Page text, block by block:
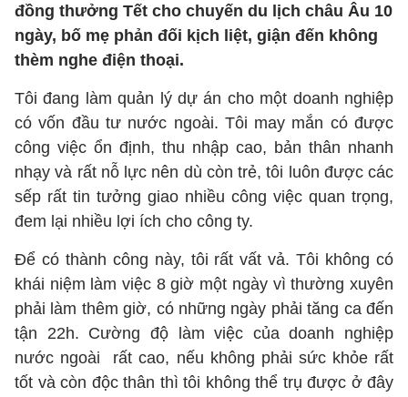
đồng thưởng Tết cho chuyến du lịch châu Âu 10
ngày, bố mẹ phản đối kịch liệt, giận đến không
thèm nghe điện thoại.
Tôi đang làm quản lý dự án cho một doanh nghiệp
có vốn đầu tư nước ngoài. Tôi may mắn có được
công việc ổn định, thu nhập cao, bản thân nhanh
nhạy và rất nỗ lực nên dù còn trẻ, tôi luôn được các
sếp rất tin tưởng giao nhiều công việc quan trọng,
đem lại nhiều lợi ích cho công ty.
Để có thành công này, tôi rất vất vả. Tôi không có
khái niệm làm việc 8 giờ một ngày vì thường xuyên
phải làm thêm giờ, có những ngày phải tăng ca đến
tận 22h. Cường độ làm việc của doanh nghiệp
nước ngoài rất cao, nếu không phải sức khỏe rất
tốt và còn độc thân thì tôi không thể trụ được ở đây